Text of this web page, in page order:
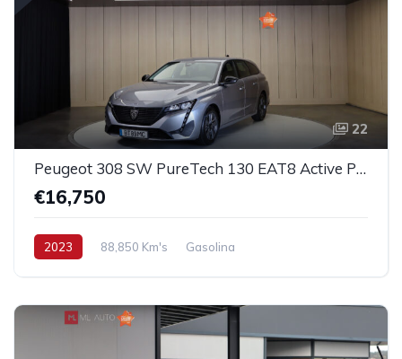
22
Peugeot 308 SW PureTech 130 EAT8 Active Pack
€16,750
2023 88,850 Km's Gasolina